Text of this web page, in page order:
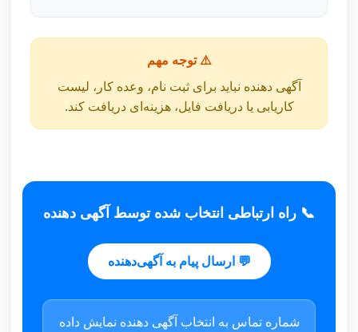
⚠️ توجه مهم
آگهی دهنده نباید برای ثبت نام، وعده کار، لیست
کاریابی یا دریافت فایل، هزینه‌ای دریافت کند.
📞 راه ارتباطی انتخاب شده توسط آگهی دهنده
💬 ارسال پیام به آگهی‌دهنده
شماره تماس به انتخاب آگهی دهنده نمایش داده